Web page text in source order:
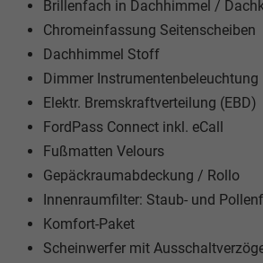
Brillenfach in Dachhimmel /
Chromeinfassung Seitenscheiben
Dachhimmel Stoff
Dimmer Instrumentenbeleuchtung
Elektr. Bremskraftverteilung (EBD)
FordPass Connect inkl. eCall
Fußmatten Velours
Gepäckraumabdeckung / Rollo
Innenraumfilter: Staub- und
Komfort-Paket
Scheinwerfer mit